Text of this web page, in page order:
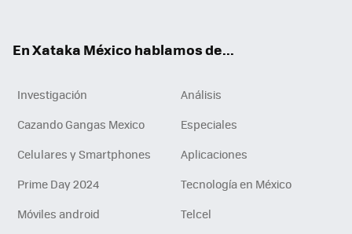
En Xataka México hablamos de...
Investigación
Análisis
Cazando Gangas Mexico
Especiales
Celulares y Smartphones
Aplicaciones
Prime Day 2024
Tecnología en México
Móviles android
Telcel